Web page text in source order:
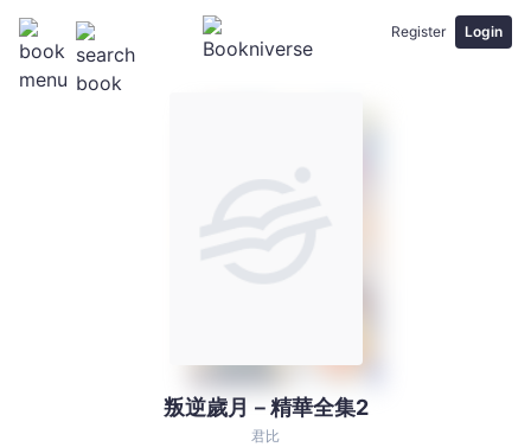
Register Login
叛逆歲月－精華全集2
君比